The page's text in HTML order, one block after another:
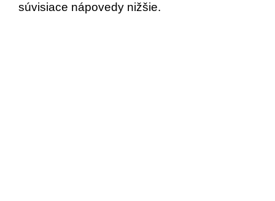
súvisiace nápovedy nižšie.